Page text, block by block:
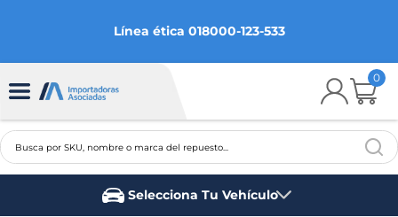
Línea ética 018000-123-533
0
Busca por SKU, nombre o marca del repuesto...
Selecciona Tu Vehículo